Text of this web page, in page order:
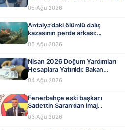
06 Ağu 2026
Antalya’daki ölümlü dalış
kazasının perde arkası:
Organizatörler ve yasal ihlaller
tartışılıyor
05 Ağu 2026
Nisan 2026 Doğum Yardımları
Hesaplara Yatırıldı: Bakan
Göktaş’tan Önemli Açıklama
04 Ağu 2026
Fenerbahçe eski başkanı
Sadettin Saran’dan imaj
değişikliği! İşte yeni tarzı…
03 Ağu 2026